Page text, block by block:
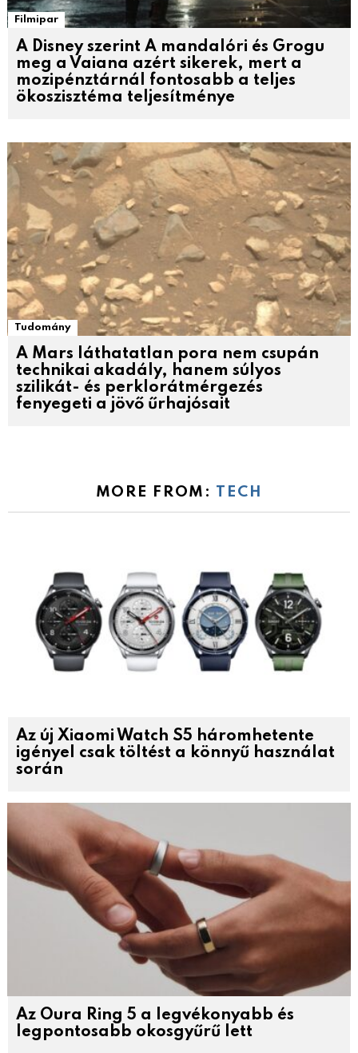
Filmipar
A Disney szerint A mandalóri és Grogu
meg a Vaiana azért sikerek, mert a
mozipénztárnál fontosabb a teljes
ökoszisztéma teljesítménye
Tudomány
A Mars láthatatlan pora nem csupán
technikai akadály, hanem súlyos
szilikát- és perklorátmérgezés
fenyegeti a jövő űrhajósait
MORE FROM: TECH
Az új Xiaomi Watch S5 háromhetente
igényel csak töltést a könnyű használat
során
Az Oura Ring 5 a legvékonyabb és
legpontosabb okosgyűrű lett